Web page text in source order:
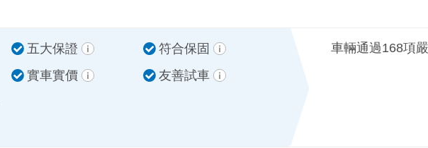
五大保證
符合保固
實車實價
友善試車
車輛通過168項